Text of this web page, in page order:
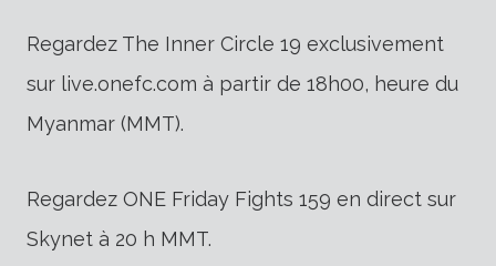
Regardez The Inner Circle 19 exclusivement
sur live.onefc.com à partir de 18h00, heure du
Myanmar (MMT).
Regardez ONE Friday Fights 159 en direct sur
Skynet à 20 h MMT.